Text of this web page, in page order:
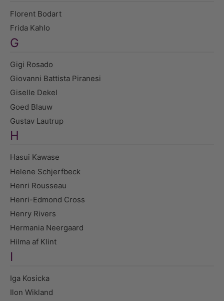
Florent Bodart
Frida Kahlo
G
Gigi Rosado
Giovanni Battista Piranesi
Giselle Dekel
Goed Blauw
Gustav Lautrup
H
Hasui Kawase
Helene Schjerfbeck
Henri Rousseau
Henri-Edmond Cross
Henry Rivers
Hermania Neergaard
Hilma af Klint
I
Iga Kosicka
Ilon Wikland